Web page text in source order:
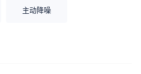
主动降噪